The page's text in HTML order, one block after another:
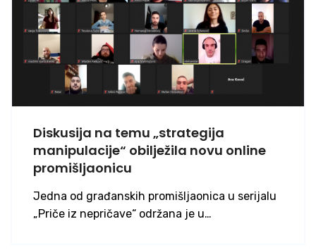
Diskusija na temu „strategija
manipulacije“ obilježila novu online
promišljaonicu
Jedna od građanskih promišljaonica u serijalu
„Priče iz nepričave“ održana je u…